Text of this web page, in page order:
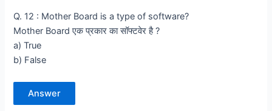
Q. 12 : Mother Board is a type of software?
Mother Board एक प्रकार का सॉफ्टवेर है ?
a) True
b) False
Answer